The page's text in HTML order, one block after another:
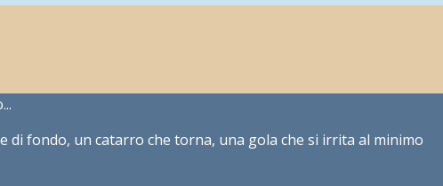
di fondo, un catarro che torna, una gola che si irrita al minimo